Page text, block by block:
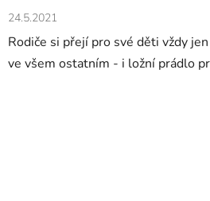
24.5.2021
Rodiče si přejí pro své děti vždy
ve všem ostatním - i ložní prádlo